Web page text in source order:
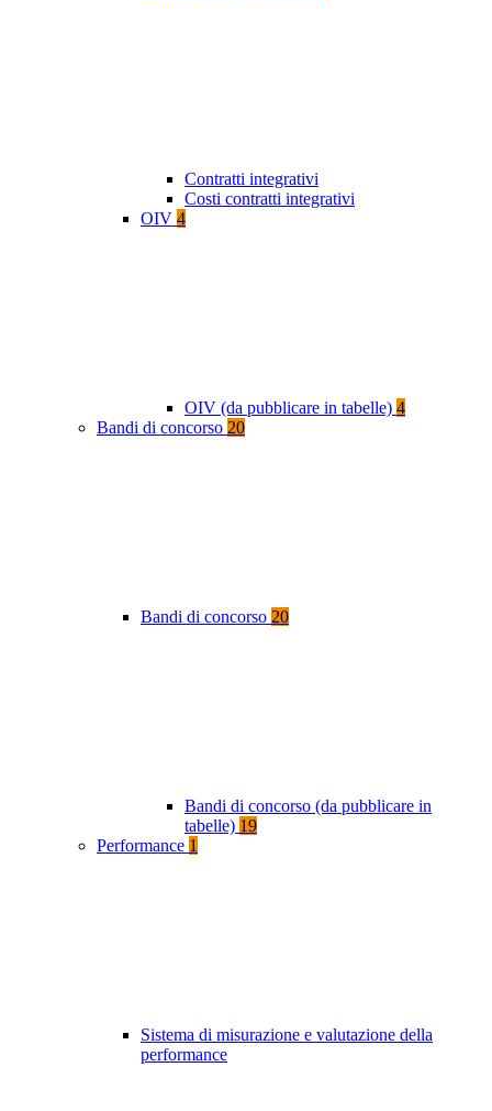
Contratti integrativi
Costi contratti integrativi
OIV 4
OIV (da pubblicare in tabelle) 4
Bandi di concorso 20
Bandi di concorso 20
Bandi di concorso (da pubblicare in
tabelle) 19
Performance 1
Sistema di misurazione e valutazione della
performance